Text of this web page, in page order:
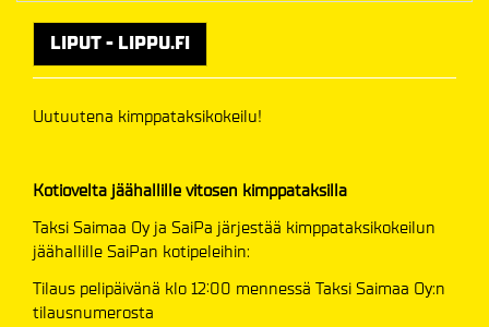
LIPUT - LIPPU.FI
Uutuutena kimppataksikokeilu!
Kotiovelta jäähallille vitosen kimppataksilla
Taksi Saimaa Oy ja SaiPa järjestää kimppataksikokeilun
jäähallille SaiPan kotipeleihin:
Tilaus pelipäivänä klo 12:00 mennessä Taksi Saimaa Oy:n
tilausnumerosta